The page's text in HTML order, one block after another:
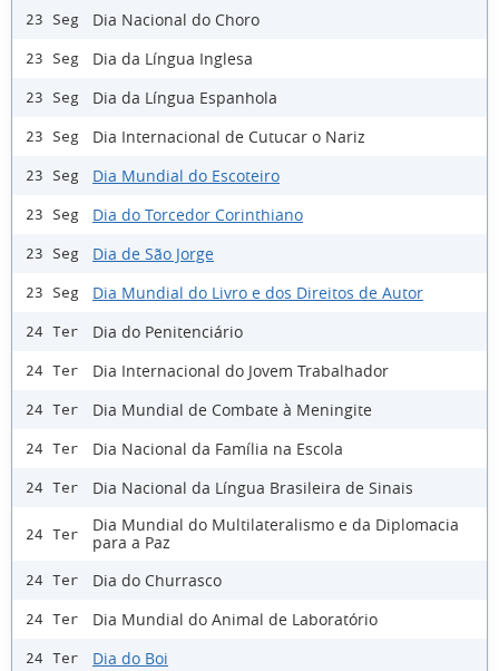
23 Seg Dia Nacional do Choro
23 Seg Dia da Língua Inglesa
23 Seg Dia da Língua Espanhola
23 Seg Dia Internacional de Cutucar o Nariz
23 Seg Dia Mundial do Escoteiro
23 Seg Dia do Torcedor Corinthiano
23 Seg Dia de São Jorge
23 Seg Dia Mundial do Livro e dos Direitos de Autor
24 Ter Dia do Penitenciário
24 Ter Dia Internacional do Jovem Trabalhador
24 Ter Dia Mundial de Combate à Meningite
24 Ter Dia Nacional da Família na Escola
24 Ter Dia Nacional da Língua Brasileira de Sinais
24 Ter
Dia Mundial do Multilateralismo e da Diplomacia
para a Paz
24 Ter Dia do Churrasco
24 Ter Dia Mundial do Animal de Laboratório
24 Ter Dia do Boi